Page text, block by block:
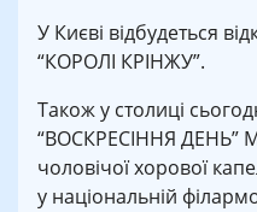
У Києві відбудеться
“КОРОЛІ КРІНЖУ”.
Також у столиці
“ВОСКРЕСІННЯ ДЕНЬ”
чоловічої хорової
у національній